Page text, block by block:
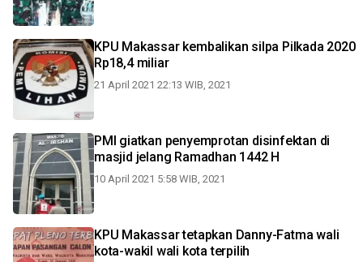
KPU Makassar kembalikan silpa Pilkada 2020
Rp18,4 miliar
21 April 2021 22:13 WIB, 2021
PMI giatkan penyemprotan disinfektan di
masjid jelang Ramadhan 1442 H
10 April 2021 5:58 WIB, 2021
KPU Makassar tetapkan Danny-Fatma wali
kota-wakil wali kota terpilih